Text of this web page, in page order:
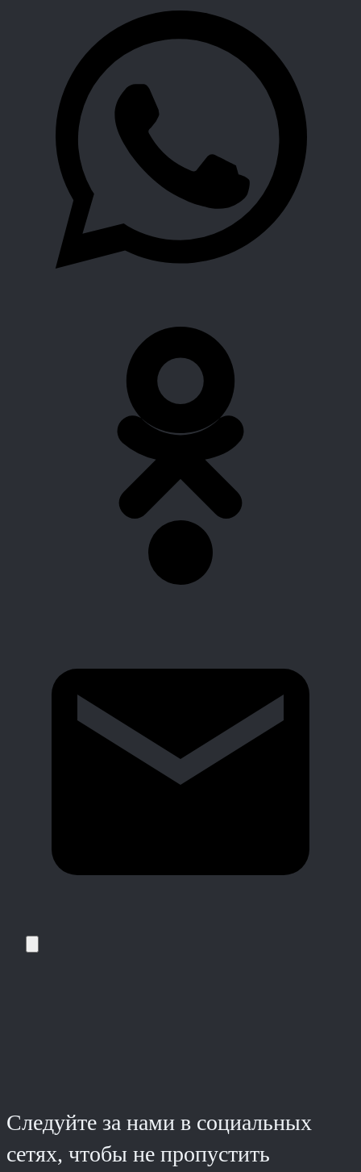
Следуйте за нами в социальных
сетях, чтобы не пропустить